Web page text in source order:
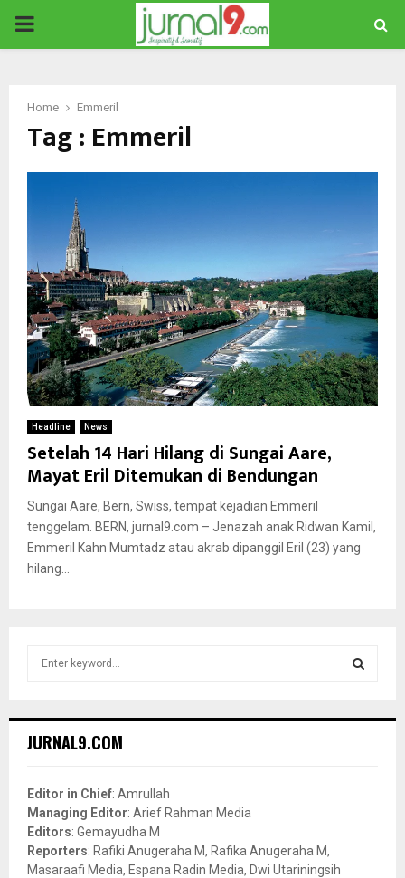
PRIMARY
Home Emmeril
Tag : Emmeril
Headline News
Setelah 14 Hari Hilang di Sungai Aare,
Mayat Eril Ditemukan di Bendungan
Sungai Aare, Bern, Swiss, tempat kejadian Emmeril
tenggelam. BERN, jurnal9.com – Jenazah anak Ridwan Kamil,
Emmeril Kahn Mumtadz atau akrab dipanggil Eril (23) yang
hilang...
h
o
r
:
JURNAL9.COM
Editor in Chief: Amrullah
Managing Editor: Arief Rahman Media
Editors: Gemayudha M
Reporters: Rafiki Anugeraha M, Rafika Anugeraha M,
Masaraafi Media, Espana Radin Media, Dwi Utariningsih